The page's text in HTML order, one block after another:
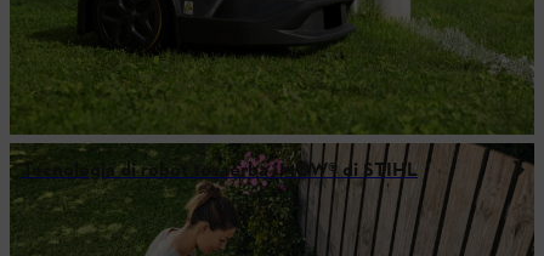
Tecnologia di robot tosaerba ¡MOW® di STIHL